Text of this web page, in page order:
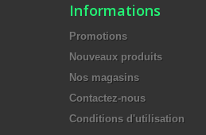
Informations
Promotions
Nouveaux produits
Nos magasins
Contactez-nous
Conditions d'utilisation